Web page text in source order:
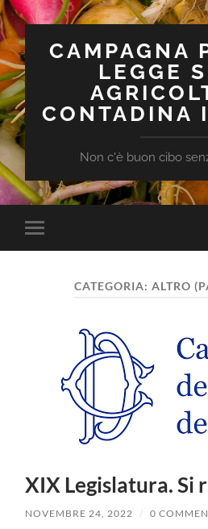
CAMPAGNA
LEGGE
CONTADINA
Non c'è buon cibo
Attiva/disattiva
il
dispositiviCATEGORIA: ALTRO
XIX Legislatura. Si
NOVEMBRE 24, 2022 / 0